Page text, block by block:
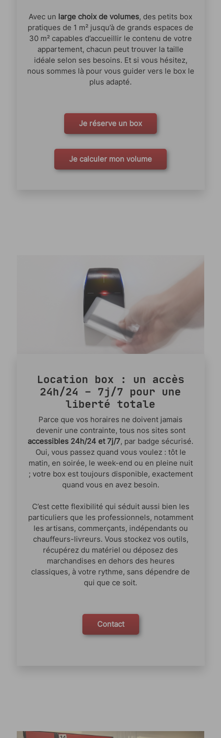
Avec un large choix de volumes, des petits box
pratiques de 1 m² jusqu’à de grands espaces de
30 m² capables d’accueillir le contenu de votre
appartement, chacun peut trouver la taille
idéale selon ses besoins. Et si vous hésitez,
nous sommes là pour vous guider vers le box le
plus adapté.
Je réserve un box
Je calculer mon volume
Location box : un accès
24h/24 – 7j/7 pour une
liberté totale
Parce que vos horaires ne doivent jamais
devenir une contrainte, tous nos sites sont
accessibles 24h/24 et 7j/7, par badge sécurisé.
Oui, vous passez quand vous voulez : tôt le
matin, en soirée, le week-end ou en pleine nuit
; votre box est toujours disponible, exactement
quand vous en avez besoin.
C’est cette flexibilité qui séduit aussi bien les
particuliers que les professionnels, notamment
les artisans, commerçants, indépendants ou
chauffeurs-livreurs. Vous stockez vos outils,
récupérez du matériel ou déposez des
marchandises en dehors des heures
classiques, à votre rythme, sans dépendre de
qui que ce soit.
Contact